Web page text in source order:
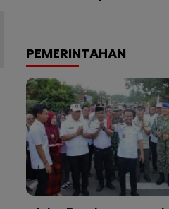
PEMERINTAHAN